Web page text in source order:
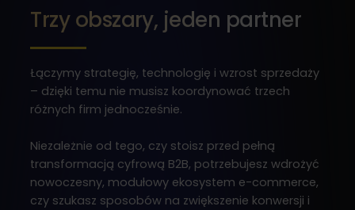
Trzy obszary, jeden partner
Łączymy strategię, technologię i wzrost sprzedaży
– dzięki temu nie musisz koordynować trzech
różnych firm jednocześnie.
Niezależnie od tego, czy stoisz przed pełną
transformacją cyfrową B2B, potrzebujesz wdrożyć
nowoczesny, modułowy ekosystem e-commerce,
czy szukasz sposobów na zwiększenie konwersji i